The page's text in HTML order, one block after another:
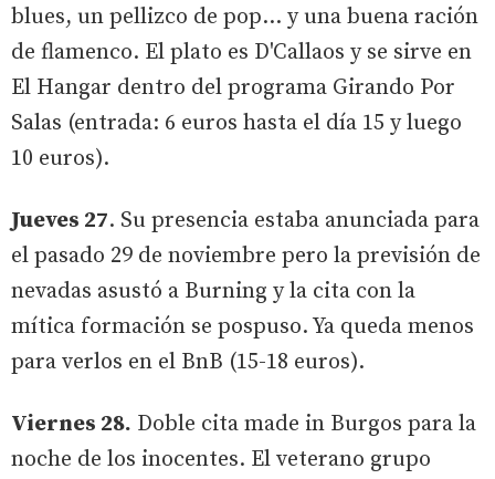
blues, un pellizco de pop... y una buena ración
de flamenco. El plato es D'Callaos y se sirve en
El Hangar dentro del programa Girando Por
Salas (entrada: 6 euros hasta el día 15 y luego
10 euros).
Jueves 27. Su presencia estaba anunciada para
el pasado 29 de noviembre pero la previsión de
nevadas asustó a Burning y la cita con la
mítica formación se pospuso. Ya queda menos
para verlos en el BnB (15-18 euros).
Viernes 28. Doble cita made in Burgos para la
noche de los inocentes. El veterano grupo